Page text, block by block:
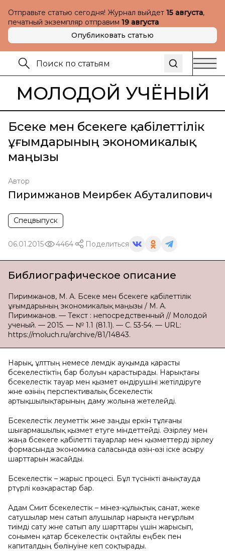
Отправьте статью сегодня! Журнал выйдет 15 августа,
печатный экземпляр отправим 19 августа
Опубликовать статью
МОЛОДОЙ УЧЁНЫЙ
Бәсеке мен бәсекеге қабілеттілік
ұғымдарының экономикалық
маңызы
Автор
Пиримжанов Меирбек Абуталипович
Спецвыпуск
06.01.2015 4464 Поделиться
Библиографическое описание
Пиримжанов, М. А. Бәсеке мен бәсекеге қабілеттілік
ұғымдарының экономикалық маңызы / М. А.
Пиримжанов. — Текст : непосредственный // Молодой
ученый. — 2015. — № 1.1 (81.1). — С. 53-54. — URL:
https://moluch.ru/archive/81/14843.
Нарық, ұлттың немесе әлемдік ауқымда қарасты
бәсекелестіктің бар болуын қарастырады. Нарықтағы
бәсекелестік тауар мен қызмет өндірушіні жетілдіруге
және өзінің перспективалық бәсекелестік
артықшылықтарының даму жолына жетелейді.
Бәсекелестік әлеуметтік және заңды еркін тұлғаны
шығармашылық қызмет етуге міндеттейді. Әзірлеу мен
жаңа бәсекеге қабілетті тауарлар мен қызметтерді әзірлеу
формасында экономика саласында өзін-өзі іске асыру
шарттарын жасайды.
Бәсекелестік – жарыс процесі. Бұл түсінікті анықтауда
әртүрлі көзқарастар бар.
Адам Смит бәсекелестік – мінез-құлықтық санат, жеке
сатушылар мен сатып алушылар нарықта неғұрлым
тиімді сату және сатып алу шарттары үшін жарысып,
сонымен қатар бәсекелестік оңтайлы еңбек пен
капиталдың бөлінуіне әкеп соқтырады.